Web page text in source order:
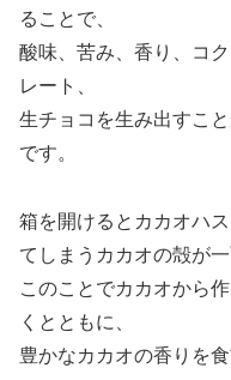
ることで、
酸味、苦み、香り、コ
レート、
生チョコを生み出すこ
です。
箱を開けるとカカオハ
てしまうカカオの殻が一
このことでカカオから
くとともに、
豊かなカカオの香りを